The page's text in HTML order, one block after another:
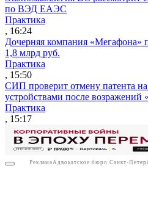
по ВЭД ЕАЭС
Практика
, 16:24
Дочерняя компания «Мегафона»
1,8 млрд руб.
Практика
, 15:50
СИП проверит отмену патента
устройствами после возражений
Практика
, 15:17
Реклама Адвокатское бюро Санкт-